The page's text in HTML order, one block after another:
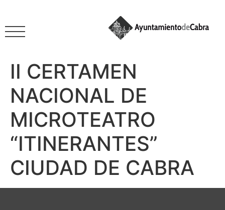
II CERTAMEN
NACIONAL DE
MICROTEATRO
“ITINERANTES”
CIUDAD DE CABRA